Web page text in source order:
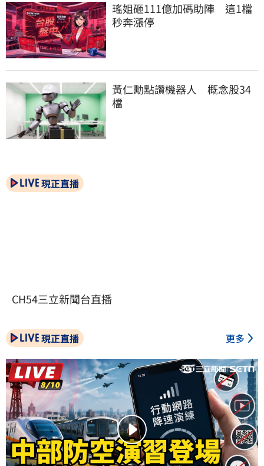
瑤姐砸111億加碼助陣　這1檔
秒奔漲停
黃仁勳點讚機器人　概念股34
檔
現正直播
CH54三立新聞台直播
現正直播 更多